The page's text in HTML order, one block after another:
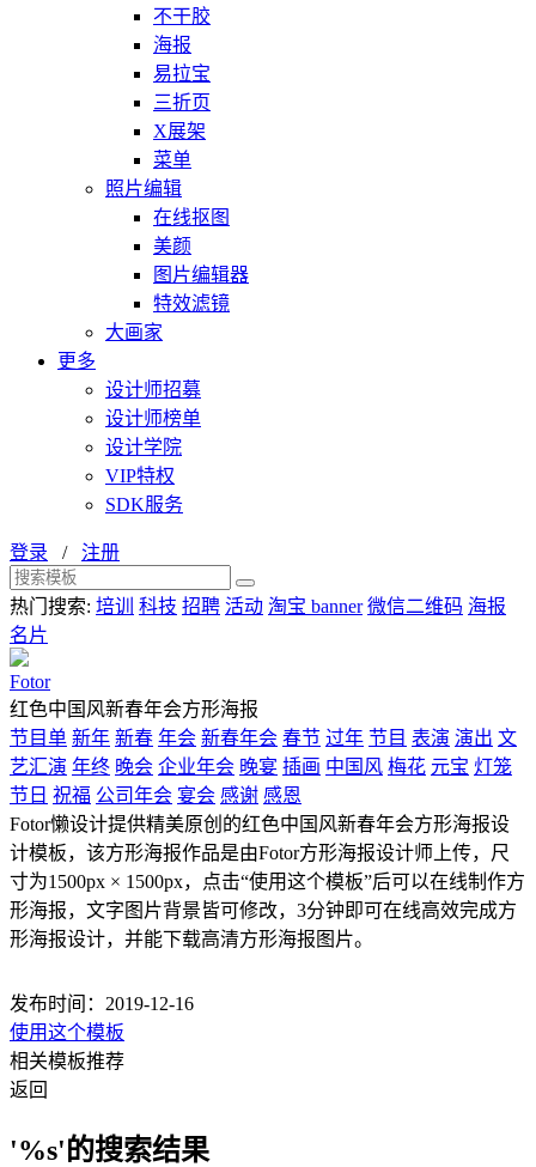
不干胶
海报
易拉宝
三折页
X展架
菜单
照片编辑
在线抠图
美颜
图片编辑器
特效滤镜
大画家
更多
设计师招募
设计师榜单
设计学院
VIP特权
SDK服务
登录 / 注册
热门搜索: 培训 科技 招聘 活动 淘宝 banner 微信二维码 海报
名片
Fotor
红色中国风新春年会方形海报
节目单 新年 新春 年会 新春年会 春节 过年 节目 表演 演出 文
艺汇演 年终 晚会 企业年会 晚宴 插画 中国风 梅花 元宝 灯笼
节日 祝福 公司年会 宴会 感谢 感恩
Fotor懒设计提供精美原创的红色中国风新春年会方形海报设
计模板，该方形海报作品是由Fotor方形海报设计师上传，尺
寸为1500px × 1500px，点击“使用这个模板”后可以在线制作方
形海报，文字图片背景皆可修改，3分钟即可在线高效完成方
形海报设计，并能下载高清方形海报图片。
发布时间：2019-12-16
使用这个模板
相关模板推荐
返回
'%s'的搜索结果